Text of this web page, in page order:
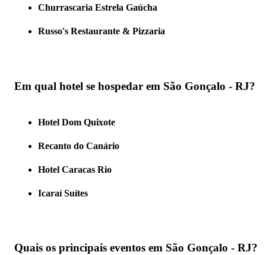
Churrascaria Estrela Gaúcha
Russo's Restaurante & Pizzaria
Em qual hotel se hospedar em São Gonçalo - RJ?
Hotel Dom Quixote
Recanto do Canário
Hotel Caracas Rio
Icaraí Suítes
Quais os principais eventos em São Gonçalo - RJ?